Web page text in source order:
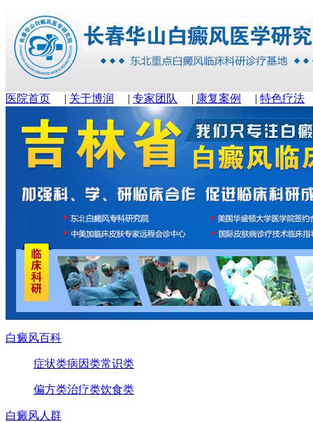
医院首页 | 关于博润 | 专家团队 | 康复案例 | 特色疗法
白癜风百科
症状类病因类常识类
偏方类治疗类饮食类
白癜风人群